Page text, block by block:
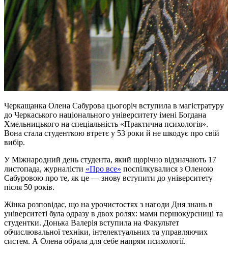
Черкащанка Олена Сабурова цьогоріч вступила в магістратуру
до Черкаського національного університету імені Богдана
Хмельницького на спеціальність «Практична психологія».
Вона стала студенткою втретє у 53 роки й не шкодує про свій
вибір.
У Міжнародний день студента, який щорічно відзначають 17
листопада, журналісти «Про все» поспілкувалися з Оленою
Сабуровою про те, як це — знову вступити до університету
після 50 років.
Жінка розповідає, що на урочистостях з нагоди Дня знань в
університеті була одразу в двох ролях: мами першокурсниці та
студентки. Донька Валерія вступила на Факультет
обчислювальної техніки, інтелектуальних та управляючих
систем. А Олена обрала для себе напрям психології.